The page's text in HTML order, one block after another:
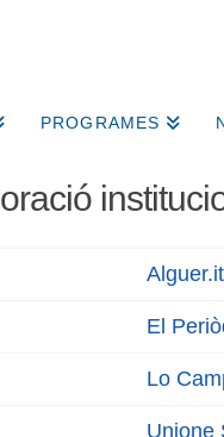
PROGRAMES
Alguer.it
El
Lo
Unione